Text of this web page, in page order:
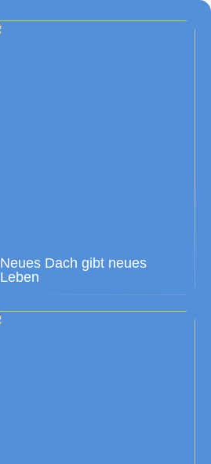
Neues Dach gibt neues
Leben